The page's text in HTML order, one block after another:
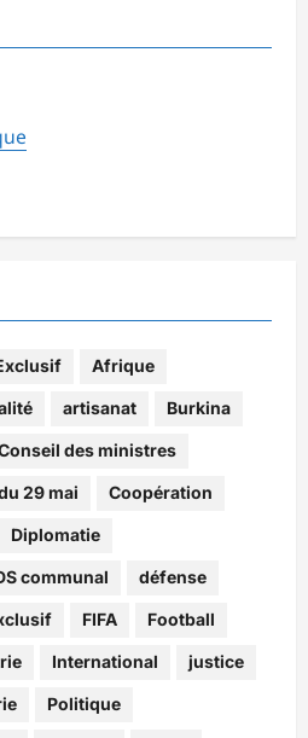
Afrique
artisanat Burkina
des ministres
29 mai Coopération
Diplomatie
communal défense
FIFA Football
International justice
Politique